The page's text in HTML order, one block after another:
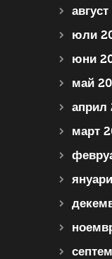
юли
юни
май
април
март